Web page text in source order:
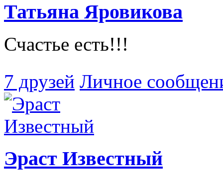
Татьяна Яровикова
Счастье есть!!!
7 друзей Личное
Эраст Известный